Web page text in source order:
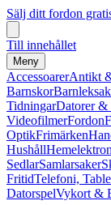
Sälj ditt fordon
Till innehållet
Meny
AccessoarerAntikt
Barnskor
TidningarDatorer &
VideofilmerFordon
OptikFrimärken
Hushåll
SedlarSamlarsaker
FritidTelefoni,
DatorspelVykort &